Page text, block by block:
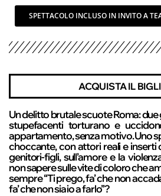
SPETTACOLO INCLUSO IN INVITO A
ACQUISTA IL
Un delitto brutale scuote Roma:
stupefacenti torturano e
appartamento, senza motivo. Uno
choccante, con attori reali e
genitori-figli, sull’amore e la
non sapere sulle vite di coloro che
sempre “Ti prego, fa’ che non
fa’ che non sia io a farlo”?